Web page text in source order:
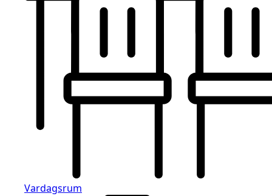
Vardagsrum